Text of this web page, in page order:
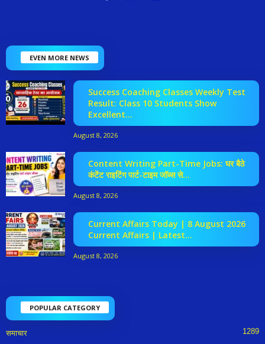
EVEN MORE NEWS
Success Coaching Classes Weekly Test
Result: Class 10 Students Show
Excellent...
August 8, 2026
Content Writing Part-Time Jobs: घर बैठे
कंटेंट राइटिंग पार्ट-टाइम जॉब्स से...
August 8, 2026
Current Affairs Today | 8 August 2026
Current Affairs | Latest...
August 8, 2026
POPULAR CATEGORY
समाचार 1289